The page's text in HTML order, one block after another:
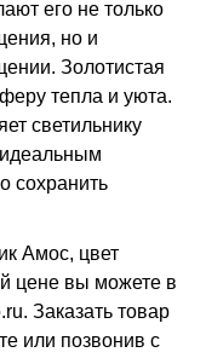
его не только
но и
Золотистая
тепла и уюта.
светильнику
идеальным
сохранить
Амос, цвет
цене вы можете в
Заказать товар
или позвонив с